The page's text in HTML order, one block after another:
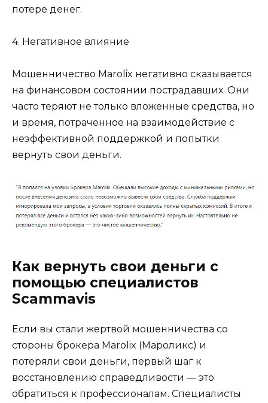
потере денег.
4. Негативное влияние
Мошенничество Marolix негативно сказывается
на финансовом состоянии пострадавших. Они
часто теряют не только вложенные средства, но
и время, потраченное на взаимодействие с
неэффективной поддержкой и попытки
вернуть свои деньги.
Как вернуть свои деньги с
помощью специалистов
Scammavis
Если вы стали жертвой мошенничества со
стороны брокера Marolix (Мароликс) и
потеряли свои деньги, первый шаг к
восстановлению справедливости — это
обратиться к профессионалам. Специалисты